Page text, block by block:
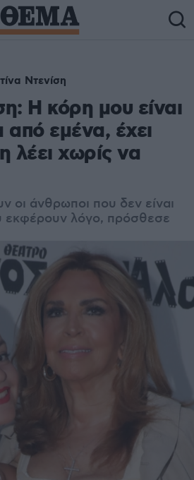
Ντενίση
Η κόρη μου είναι
από εμένα, έχει
λέει χωρίς να
οι άνθρωποι που δεν είναι
εκφέρουν λόγο, πρόσθεσε